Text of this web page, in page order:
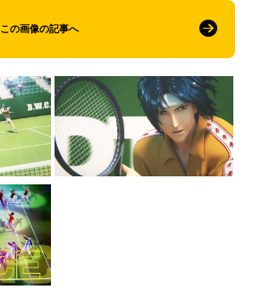
この画像の記事へ